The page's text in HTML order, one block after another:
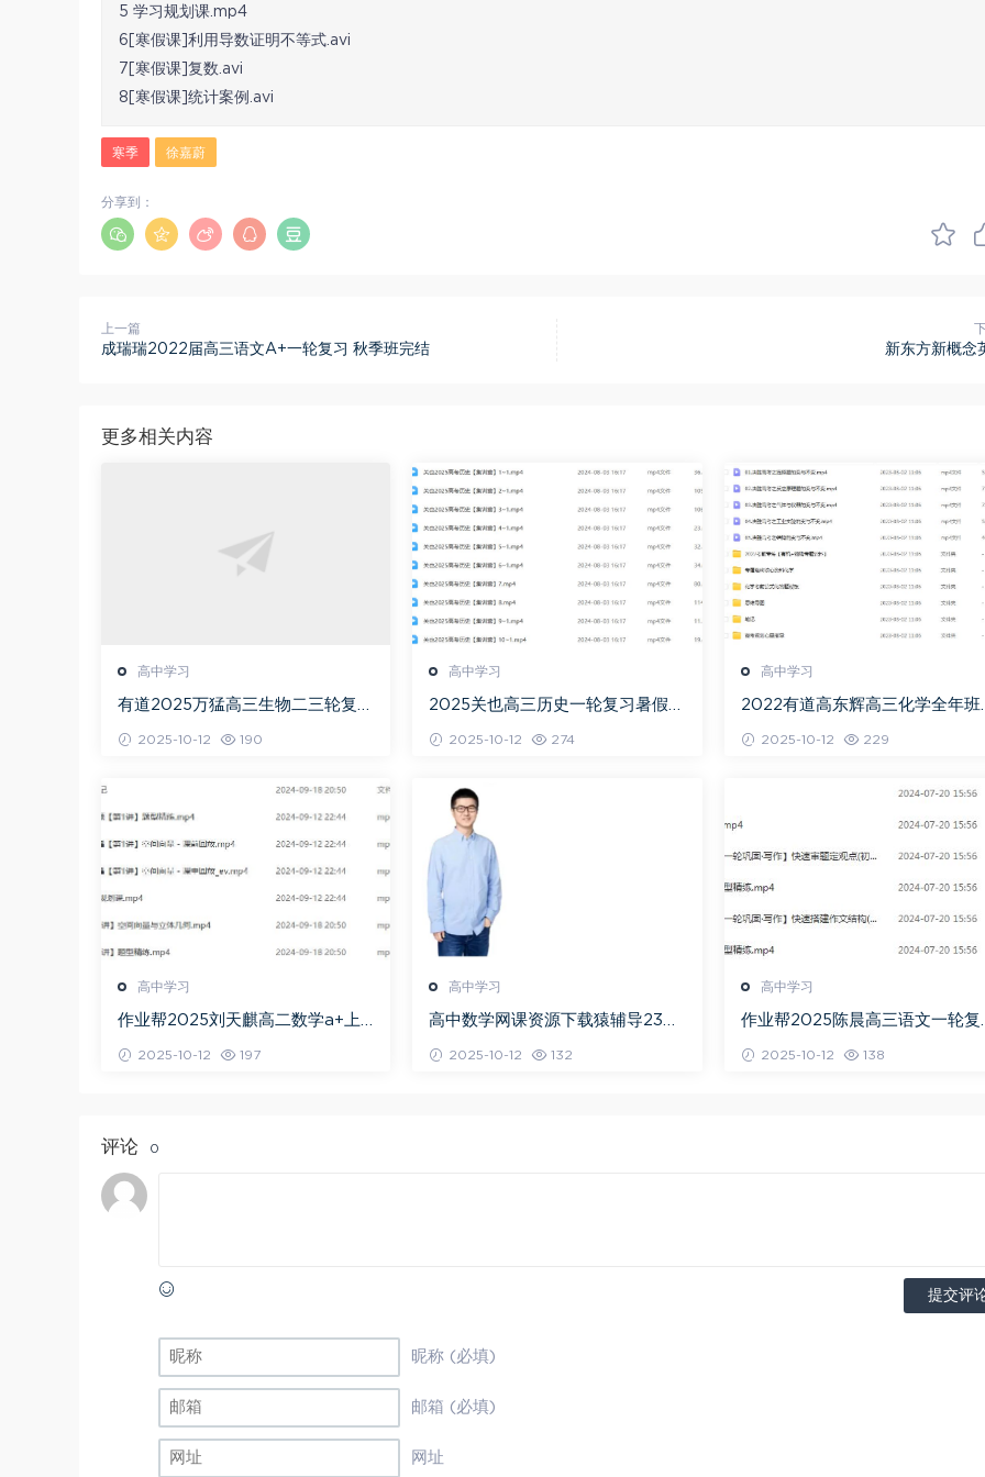
5 学习规划课.mp4
6[寒假课]利用导数证明不等式.avi
7[寒假课]复数.avi
8[寒假课]统计案例.avi
寒季 徐嘉蔚
分享到：
上一篇
成瑞瑞2022届高三语文A+一轮复习 秋季班完结 新东方新概念
更多相关内容
高中学习
有道2025万猛高三生物二三轮复习
2025-10-12 190
高中学习
2025关也高三历史一轮复习暑假班
2025-10-12 274
高中学习
2022有道高东辉高三化学全年班
2025-10-12 229
高中学习
作业帮2025刘天麒高二数学a+上
2025-10-12 197
高中学习
高中数学网课资源下载猿辅导23年
2025-10-12 132
高中学习
作业帮2025陈晨高三语文一轮复
2025-10-12 138
评论 0
提交评
昵称 (必填)
邮箱 (必填)
网址